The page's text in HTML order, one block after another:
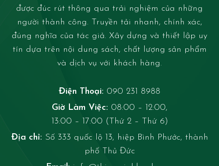
được đúc rút thông qua trải nghiệm của những
người thành công. Truyền tải nhanh, chính xác,
đúng nghĩa của tác giả. Xây dựng và thiết lập uy
tín dựa trên nội dung sách, chất lượng sản phẩm
và dịch vụ với khách hàng.
Điện Thoại: 090 231 8988
Giờ Làm Việc: 08:00 – 12:00,
13:00 – 17:00 (Thứ 2 – Thứ 6)
Địa chỉ: Số 333 quốc lộ 13, hiệp Bình Phước, thành
phố Thủ Đức